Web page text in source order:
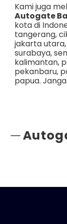
Kami juga
Autogate
kota di
tangerang,
jakarta utara,
surabaya,
kalimantan,
pekanbaru,
papua.